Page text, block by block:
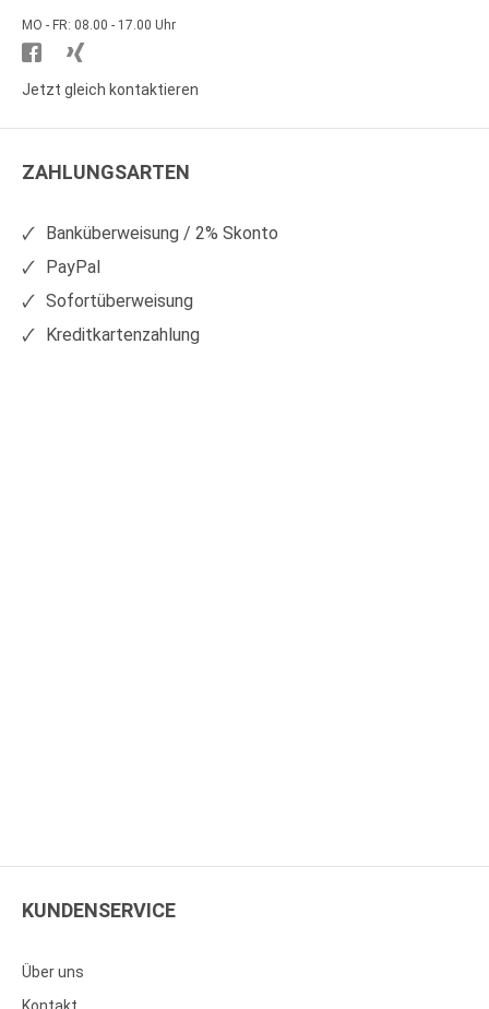
MO - FR: 08.00 - 17.00 Uhr
Besuchen
Sie
auf
Sie
auf
Jetzt gleich kontaktieren
ZAHLUNGSARTEN
Banküberweisung / 2% Skonto
PayPal
Sofortüberweisung
Kreditkartenzahlung
KUNDENSERVICE
Über uns
Kontakt